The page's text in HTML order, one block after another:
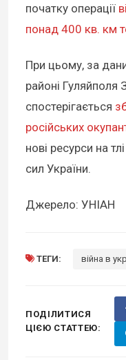
початку операції
понад 400 кв. км
При цьому, за
районі Гуляйполя
спостерігається
російських
нові ресурси на
сил України.
Джерело: УНІАН
ТЕГИ: війна в
ПОДІЛИТИСЯ
ЦІЄЮ СТАТТЕЮ: